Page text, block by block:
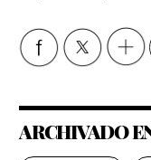
ARCHIVADO